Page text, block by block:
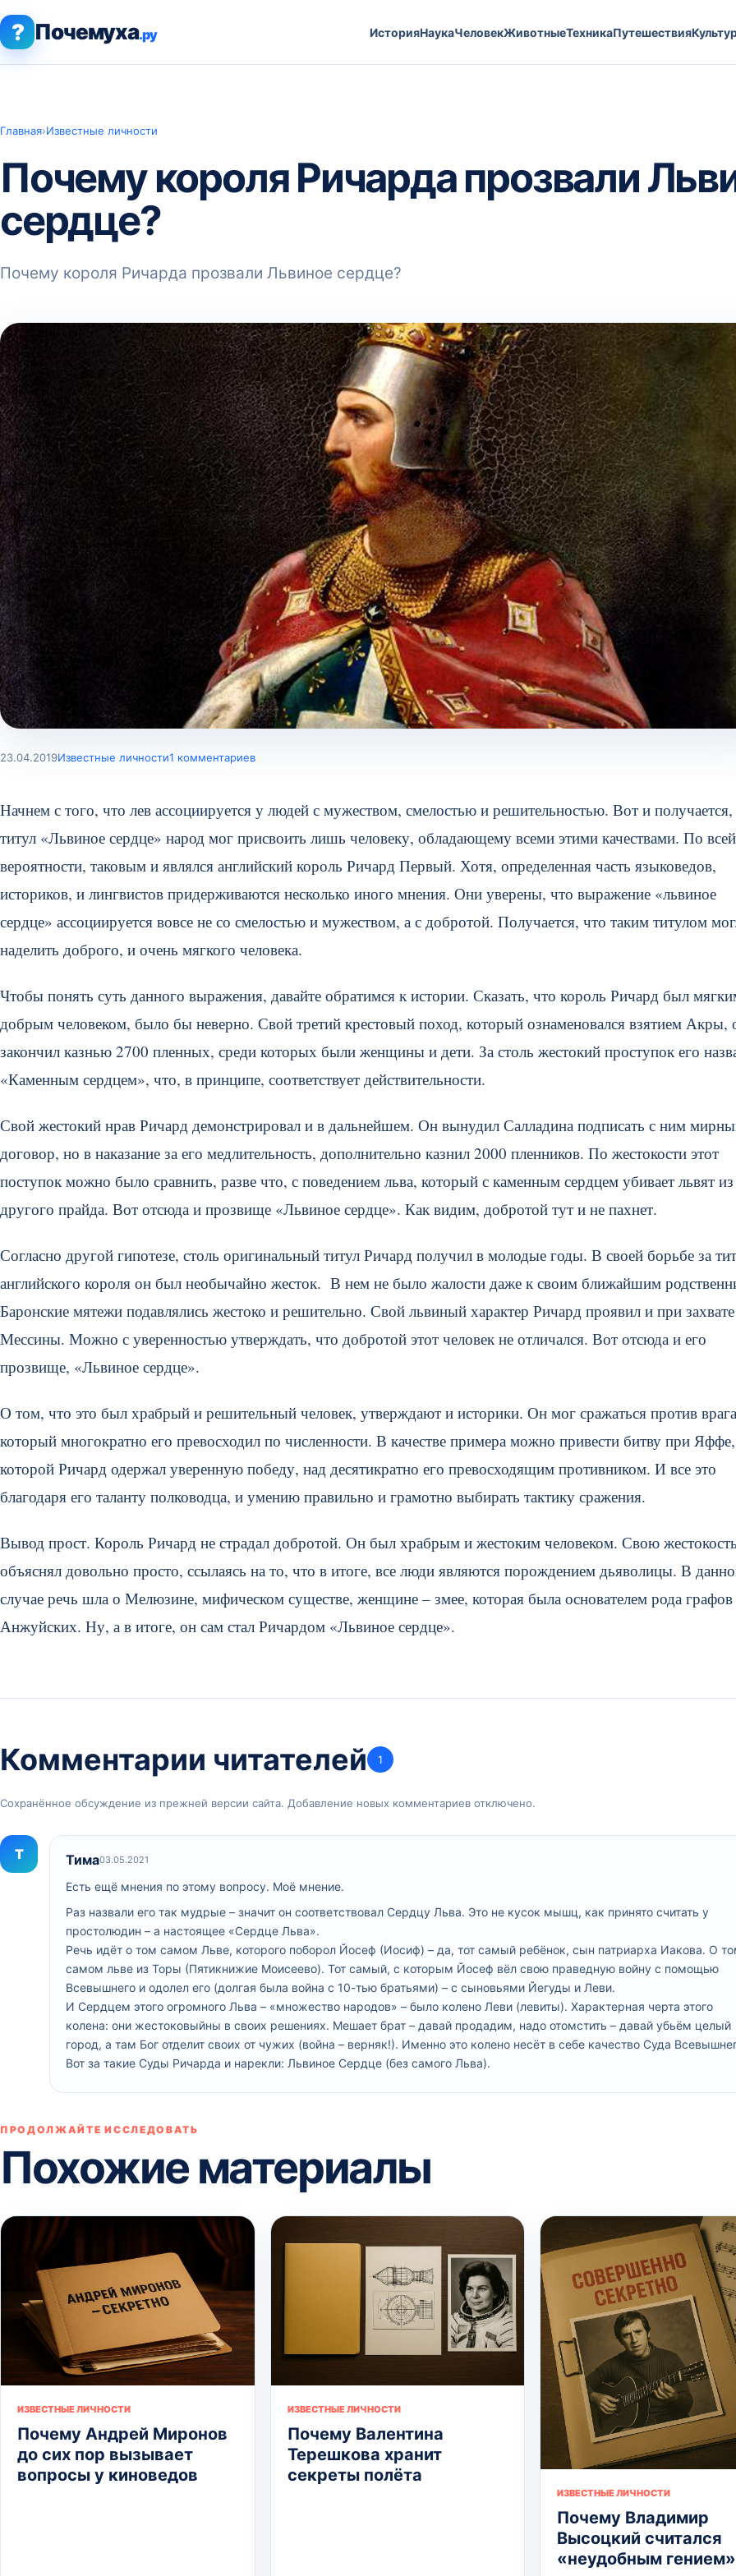
? Почемуха.ру ИсторияНаукаЧеловекЖивотныеТехникаПутешествия
Главная›Известные личности
Почему короля Ричарда прозвали
сердце?
Почему короля Ричарда прозвали Львиное сердце?
23.04.2019Известные личности1 комментариев
Начнем с того, что лев ассоциируется у людей с мужеством, смелостью и решительностью. Вот и получается,
титул «Львиное сердце» народ мог присвоить лишь человеку, обладающему всеми этими качествами. По всей
вероятности, таковым и являлся английский король Ричард Первый. Хотя, определенная часть языковедов,
историков, и лингвистов придерживаются несколько иного мнения. Они уверены, что выражение «львиное
сердце» ассоциируется вовсе не со смелостью и мужеством, а с добротой. Получается, что таким титулом
наделить доброго, и очень мягкого человека.
Чтобы понять суть данного выражения, давайте обратимся к истории. Сказать, что король Ричард был
добрым человеком, было бы неверно. Свой третий крестовый поход, который ознаменовался взятием Акры,
закончил казнью 2700 пленных, среди которых были женщины и дети. За столь жестокий проступок его
«Каменным сердцем», что, в принципе, соответствует действительности.
Свой жестокий нрав Ричард демонстрировал и в дальнейшем. Он вынудил Салладина подписать с ним
договор, но в наказание за его медлительность, дополнительно казнил 2000 пленников. По жестокости этот
поступок можно было сравнить, разве что, с поведением льва, который с каменным сердцем убивает львят из
другого прайда. Вот отсюда и прозвище «Львиное сердце». Как видим, добротой тут и не пахнет.
Согласно другой гипотезе, столь оригинальный титул Ричард получил в молодые годы. В своей борьбе за
английского короля он был необычайно жесток. В нем не было жалости даже к своим ближайшим
Баронские мятежи подавлялись жестоко и решительно. Свой львиный характер Ричард проявил и при захвате
Мессины. Можно с уверенностью утверждать, что добротой этот человек не отличался. Вот отсюда и его
прозвище, «Львиное сердце».
О том, что это был храбрый и решительный человек, утверждают и историки. Он мог сражаться против
который многократно его превосходил по численности. В качестве примера можно привести битву при
которой Ричард одержал уверенную победу, над десятикратно его превосходящим противником. И все это
благодаря его таланту полководца, и умению правильно и грамотно выбирать тактику сражения.
Вывод прост. Король Ричард не страдал добротой. Он был храбрым и жестоким человеком. Свою
объяснял довольно просто, ссылаясь на то, что в итоге, все люди являются порождением дьяволицы. В
случае речь шла о Мелюзине, мифическом существе, женщине – змее, которая была основателем рода графов
Анжуйских. Ну, а в итоге, он сам стал Ричардом «Львиное сердце».
Комментарии читателей 1
Сохранённое обсуждение из прежней версии сайта. Добавление новых комментариев отключено.
Т Тима03.05.2021
Есть ещё мнения по этому вопросу. Моё мнение.
Раз назвали его так мудрые – значит он соответствовал Сердцу Льва. Это не кусок мышц, как принято считать у
простолюдин – а настоящее «Сердце Льва».
Речь идёт о том самом Льве, которого поборол Йосеф (Иосиф) – да, тот самый ребёнок, сын патриарха Иакова. О
самом льве из Торы (Пятикнижие Моисеево). Тот самый, с которым Йосеф вёл свою праведную войну с помощью
Всевышнего и одолел его (долгая была война с 10-тью братьями) – с сыновьями Йегуды и Леви.
И Сердцем этого огромного Льва – «множество народов» – было колено Леви (левиты). Характерная черта этого
колена: они жестоковыйны в своих решениях. Мешает брат – давай продадим, надо отомстить – давай убьём целый
город, а там Бог отделит своих от чужих (война – верняк!). Именно это колено несёт в себе качество Суда
Вот за такие Суды Ричарда и нарекли: Львиное Сердце (без самого Льва).
ПРОДОЛЖАЙТЕ ИССЛЕДОВАТЬ
Похожие материалы
ИЗВЕСТНЫЕ ЛИЧНОСТИ
Почему Андрей Миронов
до сих пор вызывает
вопросы у киноведов
ИЗВЕСТНЫЕ ЛИЧНОСТИ
Почему Валентина
Терешкова хранит
секреты полёта
ИЗВЕСТНЫЕ ЛИЧНОСТИ
Почему Владимир
Высоцкий считался
«неудобным гением»